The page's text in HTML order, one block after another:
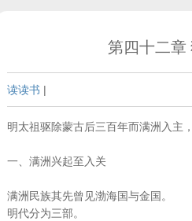
第四十二章
读读书 |
明太祖驱除蒙古后三百年而满洲入主
一、满洲兴起至入关
满洲民族其先曾见渤海国与金国。
明代分为三部。